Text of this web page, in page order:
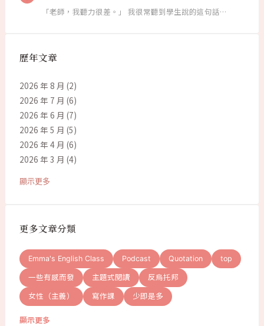
「老師，我聽力很差。」 我很常聽到學生說的這句話…
歷年文章
2026 年 8 月 (2)
2026 年 7 月 (6)
2026 年 6 月 (7)
2026 年 5 月 (5)
2026 年 4 月 (6)
2026 年 3 月 (4)
顯示更多
更多文章分類
Emma's English Class Podcast Quotation top
一些有感而發 主題式閱讀 反烏托邦
女性（主義） 寫作課 少即是多
顯示更多